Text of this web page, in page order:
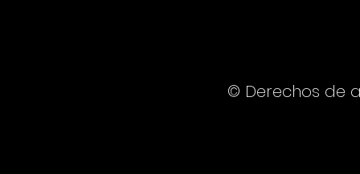
© Derechos de